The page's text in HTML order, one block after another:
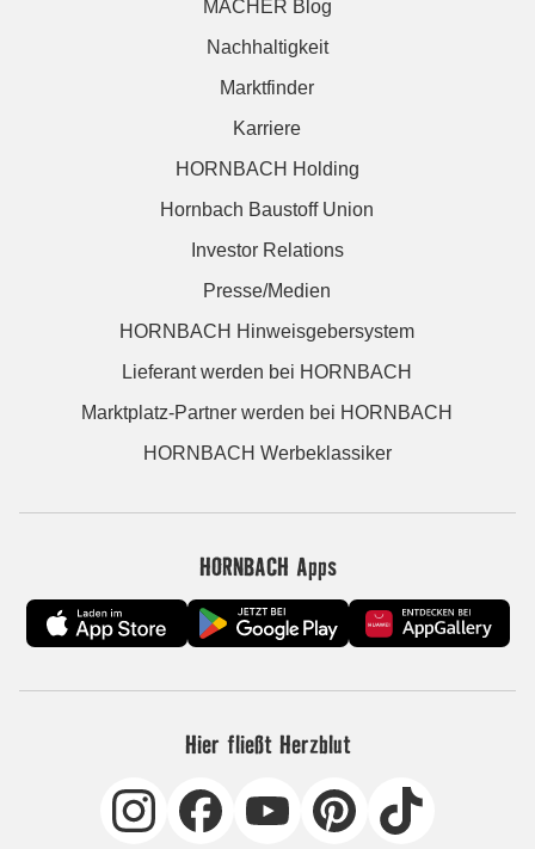
MACHER Blog
Nachhaltigkeit
Marktfinder
Karriere
HORNBACH Holding
Hornbach Baustoff Union
Investor Relations
Presse/Medien
HORNBACH Hinweisgebersystem
Lieferant werden bei HORNBACH
Marktplatz-Partner werden bei HORNBACH
HORNBACH Werbeklassiker
HORNBACH Apps
Hier fließt Herzblut